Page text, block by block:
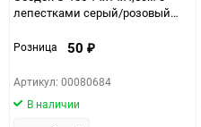
лепестками серый/розовый
Розница 50 ₽
Артикул: 00080684
В наличии